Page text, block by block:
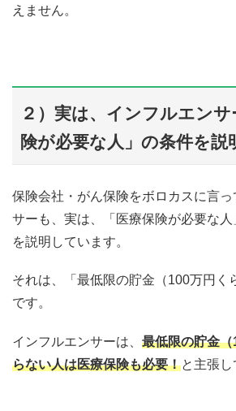
えません。
２）実は、インフルエン
険が必要な人」の条件を説
保険会社・がん保険をボロカスに言
サーも、実は、「医療保険が必要な
を説明しています。
それは、「最低限の貯金（100万円く
です。
インフルエンサーは、 最低限の貯金
らない人は医療保険も必要！と主張し